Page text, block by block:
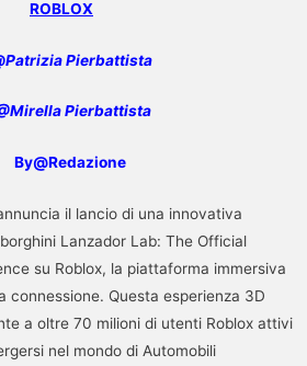
ROBLOX
rizia Pierbattista
Pierbattista
By@Redazione
il lancio di una innovativa
Lanzador Lab: The Official
su Roblox, la piattaforma immersiva
connessione. Questa esperienza 3D
a oltre 70 milioni di utenti Roblox attivi
nel mondo di Automobili